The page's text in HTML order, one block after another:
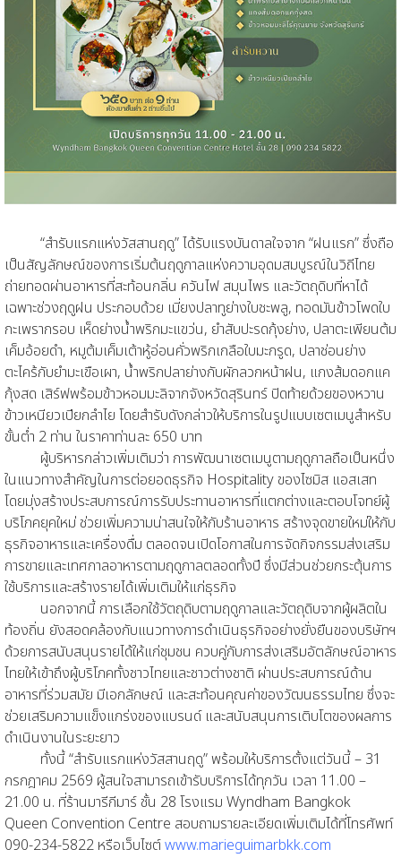
“สำรับแรกแห่งวัสสานฤดู” ได้รับแรงบันดาลใจจาก “ฝนแรก” ซึ่งถือ
เป็นสัญลักษณ์ของการเริ่มต้นฤดูกาลแห่งความอุดมสมบูรณ์ในวิถีไทย
ถ่ายทอดผ่านอาหารที่สะท้อนกลิ่น ควันไฟ สมุนไพร และวัตถุดิบที่หาได้
เฉพาะช่วงฤดูฝน ประกอบด้วย เมี่ยงปลาทูย่างใบชะพลู, ทอดมันข้าวโพดใบ
กะเพรากรอบ เห็ดย่างน้ำพริกมะแขว่น, ยำสับปะรดกุ้งย่าง, ปลาตะเพียนต้ม
เค็มอ้อยดำ, หมูต้มเค็มเต้าหู้อ่อนคั่วพริกเกลือใบมะกรูด, ปลาช่อนย่าง
ตะไคร้กับยำมะเขือเผา, น้ำพริกปลาย่างกับผักลวกหน้าฝน, แกงส้มดอกแค
กุ้งสด เสิร์ฟพร้อมข้าวหอมมะลิจากจังหวัดสุรินทร์ ปิดท้ายด้วยของหวาน
ข้าวเหนียวเปียกลำไย โดยสำรับดังกล่าวให้บริการในรูปแบบเซตเมนูสำหรับ
ขั้นต่ำ 2 ท่าน ในราคาท่านละ 650 บาท
ผู้บริหารกล่าวเพิ่มเติมว่า การพัฒนาเซตเมนูตามฤดูกาลถือเป็นหนึ่ง
ในแนวทางสำคัญในการต่อยอดธุรกิจ Hospitality ของไซมิส แอสเสท
โดยมุ่งสร้างประสบการณ์การรับประทานอาหารที่แตกต่างและตอบโจทย์ผู้
บริโภคยุคใหม่ ช่วยเพิ่มความน่าสนใจให้กับร้านอาหาร สร้างจุดขายใหม่ให้กับ
ธุรกิจอาหารและเครื่องดื่ม ตลอดจนเปิดโอกาสในการจัดกิจกรรมส่งเสริม
การขายและเทศกาลอาหารตามฤดูกาลตลอดทั้งปี ซึ่งมีส่วนช่วยกระตุ้นการ
ใช้บริการและสร้างรายได้เพิ่มเติมให้แก่ธุรกิจ
นอกจากนี้ การเลือกใช้วัตถุดิบตามฤดูกาลและวัตถุดิบจากผู้ผลิตใน
ท้องถิ่น ยังสอดคล้องกับแนวทางการดำเนินธุรกิจอย่างยั่งยืนของบริษัทฯ
ด้วยการสนับสนุนรายได้ให้แก่ชุมชน ควบคู่กับการส่งเสริมอัตลักษณ์อาหาร
ไทยให้เข้าถึงผู้บริโภคทั้งชาวไทยและชาวต่างชาติ ผ่านประสบการณ์ด้าน
อาหารที่ร่วมสมัย มีเอกลักษณ์ และสะท้อนคุณค่าของวัฒนธรรมไทย ซึ่งจะ
ช่วยเสริมความแข็งแกร่งของแบรนด์ และสนับสนุนการเติบโตของผลการ
ดำเนินงานในระยะยาว
ทั้งนี้ “สำรับแรกแห่งวัสสานฤดู” พร้อมให้บริการตั้งแต่วันนี้ – 31
กรกฎาคม 2569 ผู้สนใจสามารถเข้ารับบริการได้ทุกวัน เวลา 11.00 –
21.00 น. ที่ร้านมารีกีมาร์ ชั้น 28 โรงแรม Wyndham Bangkok
Queen Convention Centre สอบถามรายละเอียดเพิ่มเติมได้ที่โทรศัพท์
090-234-5822 หรือเว็บไซต์www.marieguimarbkk.com